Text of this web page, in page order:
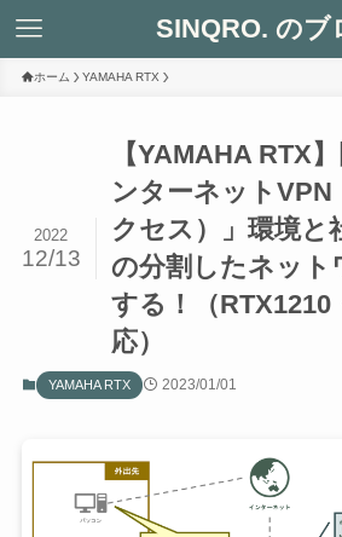
SINQRO. のブ
ホーム YAMAHA RTX
【YAMAHA RTX
ンターネットVPN
クセス）」環境と
の分割したネット
する！（RTX1210
応）
2022
12/13
YAMAHA RTX 2023/01/01